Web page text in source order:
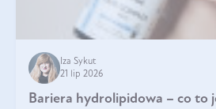
Iza Sykut
21 lip 2026
Bariera hydrolipidowa – co to